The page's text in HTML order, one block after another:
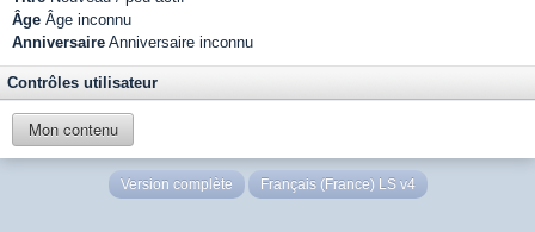
Âge Âge inconnu
Anniversaire Anniversaire inconnu
Contrôles utilisateur
Mon contenu
Version complète Français (France) LS v4